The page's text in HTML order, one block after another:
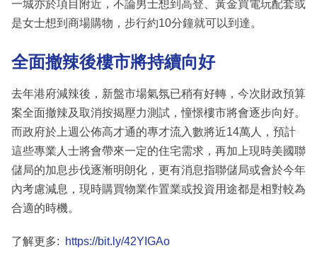
一城亦於項目附近，不論男士想到高登、黃金買電玩配套或
是女士想到商場購物，步行約10分鐘就可以到達。
全面撤辣後樓市將持續向好
去年港府減辣後，新盤市場氣氛已稍有好轉，今次財政預算
案全面撤辣及取消按揭壓力測試，憧憬樓市將會逐步向好。
而政府於上週公佈高才通的專才流入數將近14萬人，預計
這些專業人士將會帶來一定的住宅需求，再加上現時美國聯
儲局的加息步伐逐漸明朗化，更有消息指聯儲局或會於今年
內考慮減息，現時購買物業作置業或投資用途都是相對較為
合適的時機。
了解更多: https://bit.ly/42YIGAo